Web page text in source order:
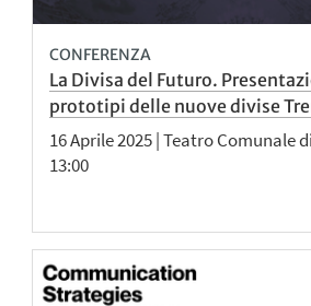
CONFERENZA
La Divisa del Futuro.
prototipi delle nuove divise
16 Aprile 2025 | Teatro Comunale
13:00